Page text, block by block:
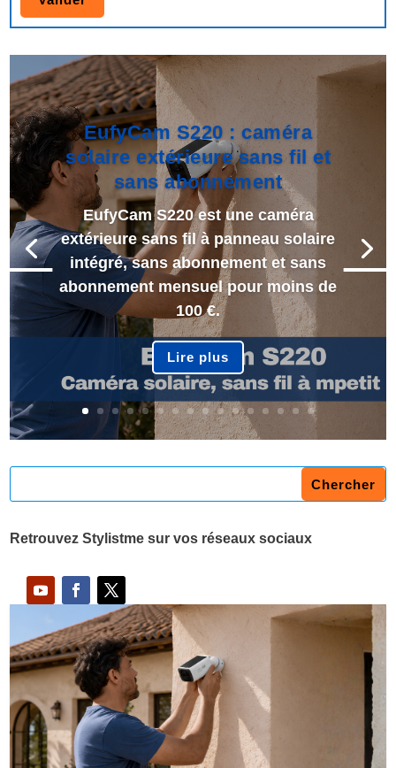
EufyCam S220 : caméra
solaire extérieure sans fil et
sans abonnement
EufyCam S220 est une caméra
extérieure sans fil à panneau solaire
intégré, sans abonnement et sans
abonnement mensuel pour moins de
100 €.
Lire plus
Retrouvez Stylistme sur vos réseaux sociaux